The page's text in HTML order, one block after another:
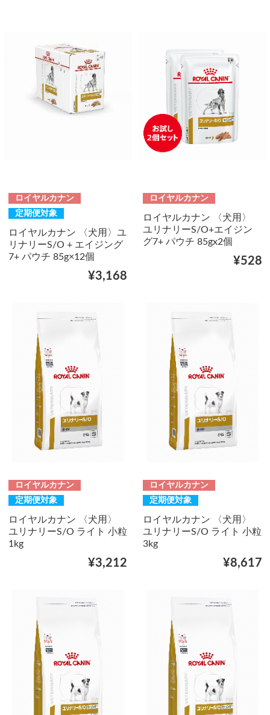
ロイヤルカナン
定期便対象
ロイヤルカナン 〈犬用〉ユ
リナリーS/O + エイジング
7+ パウチ 85g×12個
¥3,168
ロイヤルカナン
ロイヤルカナン 〈犬用〉
ユリナリーS/O+エイジン
グ7+ パウチ 85gx2個
¥528
ロイヤルカナン
定期便対象
ロイヤルカナン 〈犬用〉
ユリナリーS/O ライト 小粒
1kg
¥3,212
ロイヤルカナン
定期便対象
ロイヤルカナン 〈犬用〉
ユリナリーS/O ライト 小粒
3kg
¥8,617